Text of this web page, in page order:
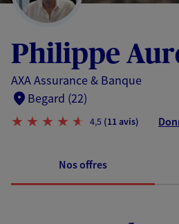
Philippe
AXA Assurance & Banque
Begard (22)
4,5 (11 avis)
Nos offres